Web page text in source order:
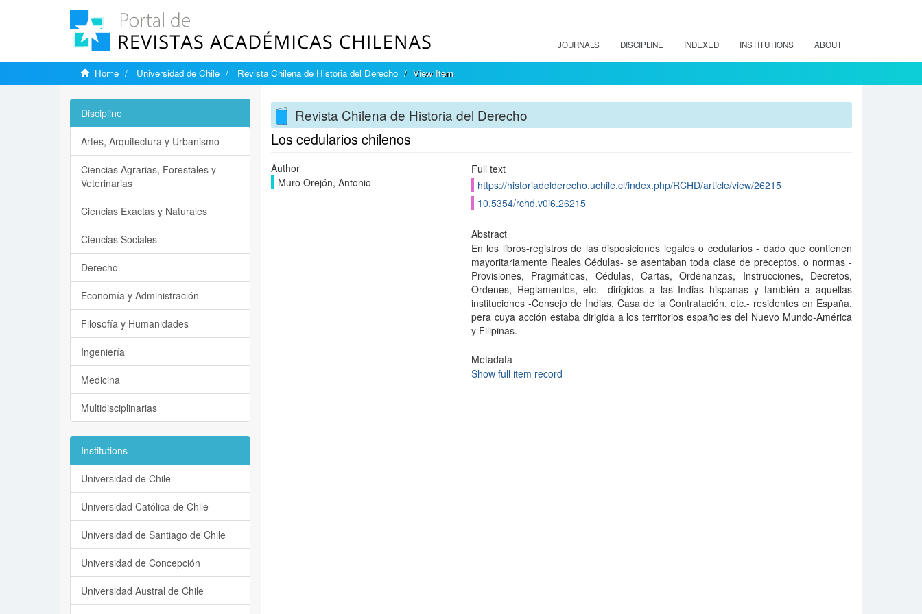
JOURNALS DISCIPLINE INDEXED INSTITUTIONS ABOUT
Home Universidad de Chile Revista Chilena de Historia del Derecho View Item
Revista Chilena de Historia del Derecho
Los cedularios chilenos
Author
Muro Orejón, Antonio
Full text
https://historiadelderecho.uchile.cl/index.php/RCHD/article/view/26215
10.5354/rchd.v0i6.26215
Abstract
En los libros-registros de las disposiciones legales o cedularios - dado que contienen
mayoritariamente Reales Cédulas- se asentaban toda clase de preceptos, o normas -
Provisiones, Pragmáticas, Cédulas, Cartas, Ordenanzas, Instrucciones, Decretos,
Ordenes, Reglamentos, etc.- dirigidos a las Indias hispanas y también a aquellas
instituciones -Consejo de Indias, Casa de la Contratación, etc.- residentes en España,
pera cuya acción estaba dirigida a los territorios españoles del Nuevo Mundo-América
y Filipinas.
Metadata
Show full item record
Discipline
Artes, Arquitectura y Urbanismo
Ciencias Agrarias, Forestales y
Veterinarias
Ciencias Exactas y Naturales
Ciencias Sociales
Derecho
Economía y Administración
Filosofía y Humanidades
Ingeniería
Medicina
Multidisciplinarias
Institutions
Universidad de Chile
Universidad Católica de Chile
Universidad de Santiago de Chile
Universidad de Concepción
Universidad Austral de Chile